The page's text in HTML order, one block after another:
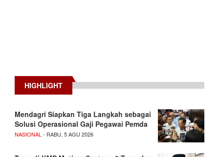
HIGHLIGHT
Mendagri Siapkan Tiga Langkah sebagai
Solusi Operasional Gaji Pegawai Pemda
NASIONAL - RABU, 5 AGU 2026